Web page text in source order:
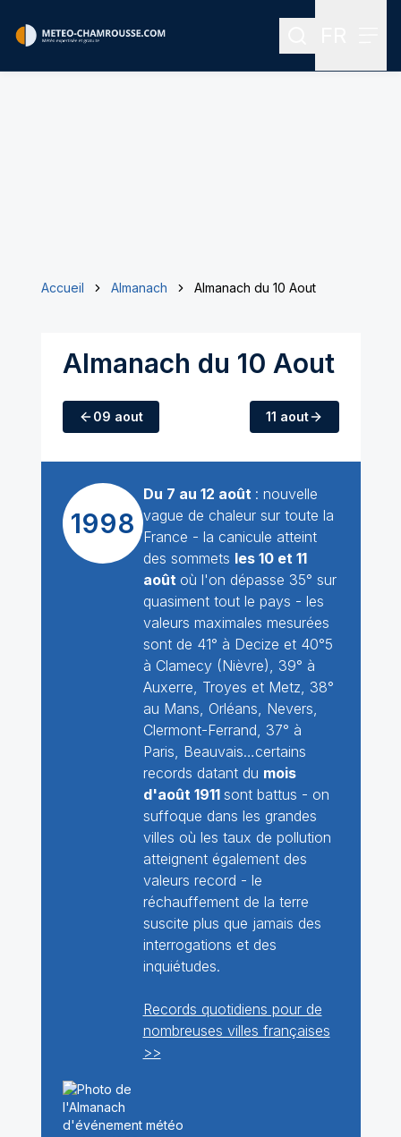
Rechercher
Accueil Almanach Almanach du 10 Aout
Almanach du 10 Aout
09 aout 11 aout
1998
Du 7 au 12 août : nouvelle
vague de chaleur sur toute la
France - la canicule atteint
des sommets les 10 et 11
août où l'on dépasse 35° sur
quasiment tout le pays - les
valeurs maximales mesurées
sont de 41° à Decize et 40°5
à Clamecy (Nièvre), 39° à
Auxerre, Troyes et Metz, 38°
au Mans, Orléans, Nevers,
Clermont-Ferrand, 37° à
Paris, Beauvais…certains
records datant du mois
d'août 1911 sont battus - on
suffoque dans les grandes
villes où les taux de pollution
atteignent également des
valeurs record - le
réchauffement de la terre
suscite plus que jamais des
interrogations et des
inquiétudes.
Records quotidiens pour de
nombreuses villes françaises
>>